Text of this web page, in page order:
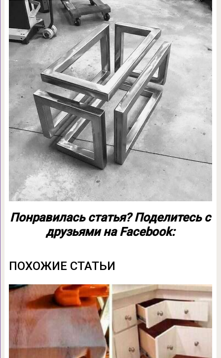
Понравилась статья? Поделитесь с
друзьями на Facebook:
ПОХОЖИЕ СТАТЬИ